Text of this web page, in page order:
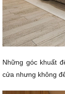
Những góc khuất
cửa nhưng không